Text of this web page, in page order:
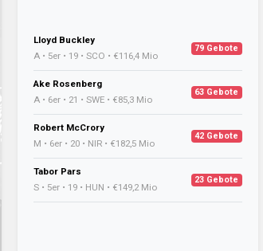
Lloyd Buckley
A • 5er • 19 • SCO • €116,4 Mio
79 Gebote
Ake Rosenberg
A • 6er • 21 • SWE • €85,3 Mio
63 Gebote
Robert McCrory
M • 6er • 20 • NIR • €182,5 Mio
42 Gebote
Tabor Pars
S • 5er • 19 • HUN • €149,2 Mio
23 Gebote